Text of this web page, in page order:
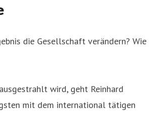
die Gesellschaft verändern? Wie
wird, geht Reinhard
mit dem international tätigen